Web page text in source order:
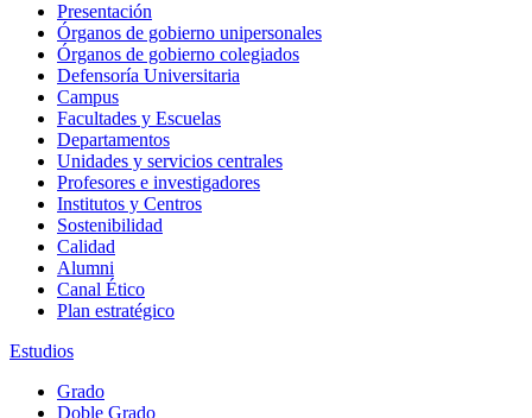
Presentación
Órganos de gobierno unipersonales
Órganos de gobierno colegiados
Defensoría Universitaria
Campus
Facultades y Escuelas
Departamentos
Unidades y servicios centrales
Profesores e investigadores
Institutos y Centros
Sostenibilidad
Calidad
Alumni
Canal Ético
Plan estratégico
Estudios
Grado
Doble Grado